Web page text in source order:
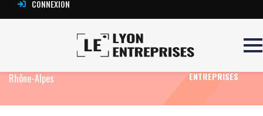
CONNEXION
Agenda
Le salon Home
Rhône-Alpes
TOUTE
ENTREPRISES